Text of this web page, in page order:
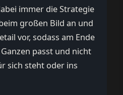
immer die Strategie
großen Bild an und
vor, sodass am Ende
passt und nicht
sich steht oder ins